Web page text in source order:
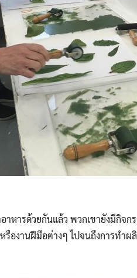
Search
for:
หารด้วยกันแล้ว พวกเขายังมีกิจก
รืองานฝีมือต่างๆ ไปจนถึงการทำ